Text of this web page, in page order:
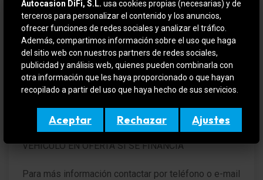
Limpialuneta trasera
Spoiler del techo
Parabrisas Vidrio laminado
Luna trasera calefactable(s)
Cuentarrevoluciones
Ordenador de a bordo
Indicador de la temperatura exterior
Dificar.com tú red de concesionarios de confianza!
3 AÑOS DE GARANTÍA, CONSULTE LAS
CONDICIONES.
NISSAN MICRA en IMPECABLE estado y totalmente
REVISADO y CERTIFICADO por la red de
desde el día de entrega.
VEHICULO EN OFERTA SI SE FINANCIA
Para más información contactar por teléfono o e-mail
Autocasion DiFi, S.L. usa cookies propias (necesarias) y de
terceros para personalizar el contenido y los anuncios,
ofrecer funciones de redes sociales y analizar el tráfico.
Además, compartimos información sobre el uso que haga
del sitio web con nuestros partners de redes sociales,
publicidad y análisis web, quienes pueden combinarla con
otra información que les haya proporcionado o que hayan
recopilado a partir del uso que haya hecho de sus servicios.
Aceptar Rechazar Ajustes